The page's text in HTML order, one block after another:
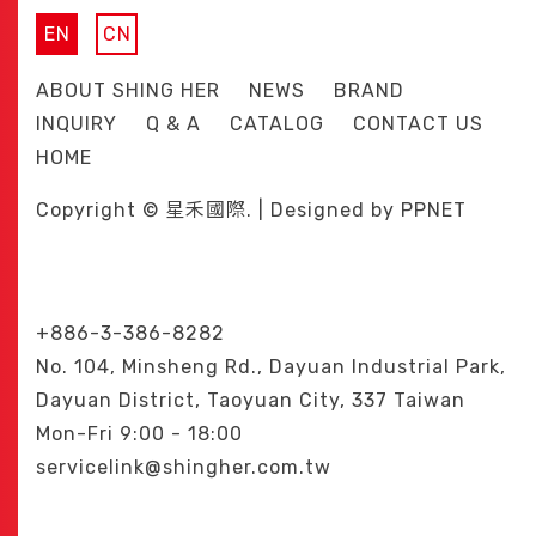
EN CN
ABOUT SHING HER NEWS
BRAND
INQUIRY
Q & A CATALOG
CONTACT US
HOME
Copyright © 星禾國際. | Designed by PPNET
+886-3-386-8282
No. 104, Minsheng Rd., Dayuan Industrial Park,
Dayuan District, Taoyuan City, 337 Taiwan
Mon-Fri 9:00 - 18:00
servicelink@shingher.com.tw